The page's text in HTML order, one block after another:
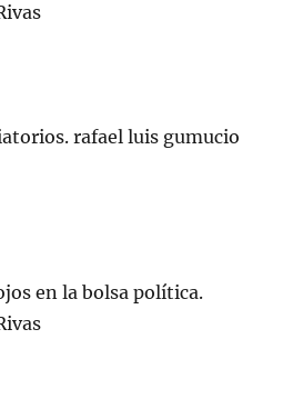
rafael luis gumucio
en la bolsa política.